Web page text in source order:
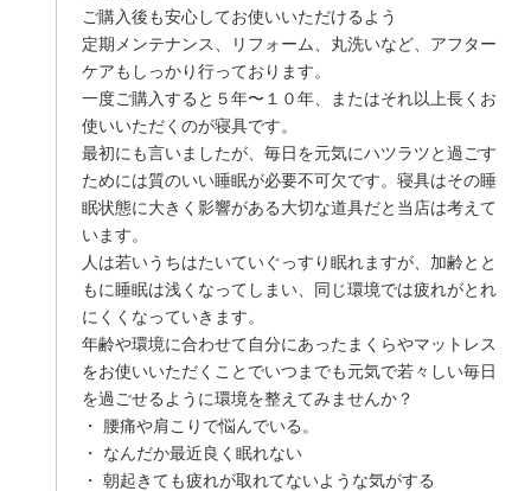
ご購入後も安心してお使いいただけるよう
定期メンテナンス、リフォーム、丸洗いなど、アフター
ケアもしっかり行っております。
一度ご購入すると５年〜１０年、またはそれ以上長くお
使いいただくのが寝具です。
最初にも言いましたが、毎日を元気にハツラツと過ごす
ためには質のいい睡眠が必要不可欠です。寝具はその睡
眠状態に大きく影響がある大切な道具だと当店は考えて
います。
人は若いうちはたいていぐっすり眠れますが、加齢とと
もに睡眠は浅くなってしまい、同じ環境では疲れがとれ
にくくなっていきます。
年齢や環境に合わせて自分にあったまくらやマットレス
をお使いいただくことでいつまでも元気で若々しい毎日
を過ごせるように環境を整えてみませんか？
・ 腰痛や肩こりで悩んでいる。
・ なんだか最近良く眠れない
・ 朝起きても疲れが取れてないような気がする